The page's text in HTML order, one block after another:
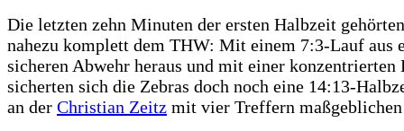
Die letzten zehn Minuten der ersten Halbzeit
nahezu komplett dem THW: Mit einem 7:3-Lauf aus
sicheren Abwehr heraus und mit einer konzentrierten
sicherten sich die Zebras doch noch eine 14:13-
an der Christian Zeitz mit vier Treffern